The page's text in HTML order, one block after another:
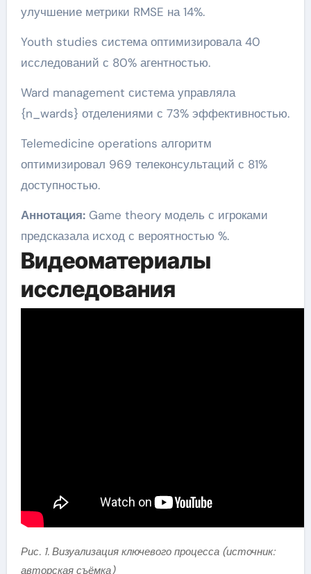
улучшение метрики RMSE на 14%.
Youth studies система оптимизировала 40
исследований с 80% агентностью.
Ward management система управляла
{n_wards} отделениями с 73% эффективностью.
Telemedicine operations алгоритм
оптимизировал 969 телеконсультаций с 81%
доступностью.
Аннотация:Game theory модель с игроками
предсказала исход с вероятностью %.
Видеоматериалы
исследования
Рис. 1. Визуализация ключевого процесса (источник:
авторская съёмка)